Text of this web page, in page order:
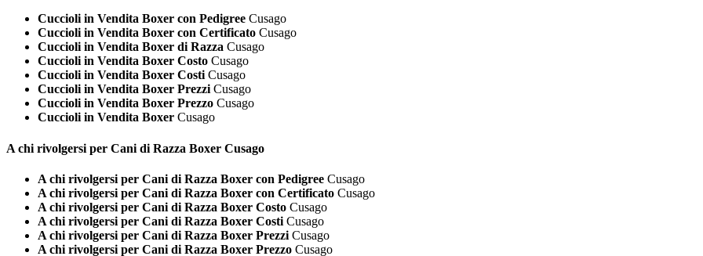
Cuccioli in Vendita Boxer con Pedigree Cusago
Cuccioli in Vendita Boxer con Certificato Cusago
Cuccioli in Vendita Boxer di Razza Cusago
Cuccioli in Vendita Boxer Costo Cusago
Cuccioli in Vendita Boxer Costi Cusago
Cuccioli in Vendita Boxer Prezzi Cusago
Cuccioli in Vendita Boxer Prezzo Cusago
Cuccioli in Vendita Boxer Cusago
A chi rivolgersi per Cani di Razza Boxer Cusago
A chi rivolgersi per Cani di Razza Boxer con Pedigree Cusago
A chi rivolgersi per Cani di Razza Boxer con Certificato Cusago
A chi rivolgersi per Cani di Razza Boxer Costo Cusago
A chi rivolgersi per Cani di Razza Boxer Costi Cusago
A chi rivolgersi per Cani di Razza Boxer Prezzi Cusago
A chi rivolgersi per Cani di Razza Boxer Prezzo Cusago